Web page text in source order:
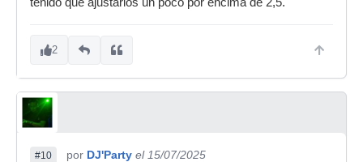
2
#10 por DJ'Party el 15/07/2025